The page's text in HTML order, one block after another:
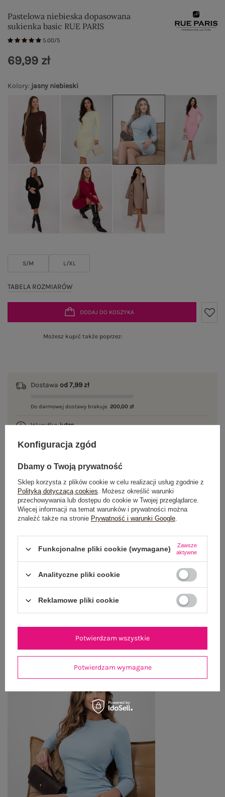
Pastelowa niebieska dopasowana
sukienka basic RUE PARIS
5.00/5
Kolory: jasny niebieski
S/M L/XL
TABELA ROZMIARÓW
69,99 zł
DODAJ DO KOSZYKA
Możesz kupić także poprzez:
Dostawa od 7,99 zł
Do darmowej dostawy brakuje 200,00 zł
Wysyłkajutro
100 dni na zwrot
OPIS PRODUKTU
GŁÓWNE PARAMETRY
OPINIE O PRODUKCIE (1)
WYSYŁKA I DOSTAWA
ZWROTY I REKLAMACJE
OSTATNIO OGLĄDANE
Konfiguracja zgód
Dbamy o Twoją prywatność
Sklep korzysta z plików cookie w celu realizacji usług zgodnie z
Polityką dotyczącą cookies. Możesz określić warunki
przechowywania lub dostępu do cookie w Twojej przeglądarce.
Więcej informacji na temat warunków i prywatności można
znaleźć także na stronie Prywatność i warunki Google.
Funkcjonalne pliki cookie (wymagane)
Zawsze
aktywne
Analityczne pliki cookie
Reklamowe pliki cookie
Potwierdzam wymagane
Potwierdzam wszystkie